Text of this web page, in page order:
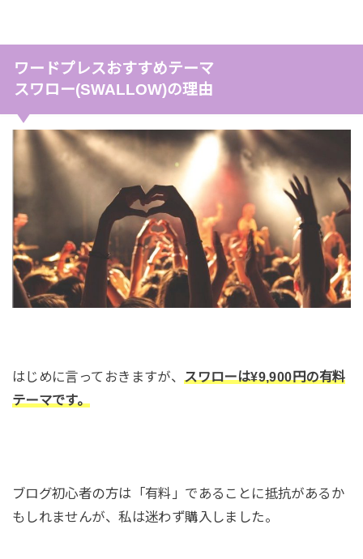
ワードプレスおすすめテーマ
スワロー(SWALLOW)の理由
はじめに言っておきますが、
スワローは¥9,900円の有料
テーマです。
ブログ初心者の方は「有料」であることに抵抗があるか
もしれませんが、私は迷わず購入しました。